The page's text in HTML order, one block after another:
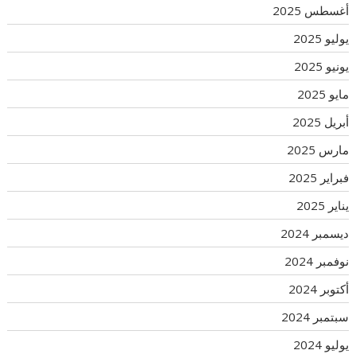
أغسطس 2025
يوليو 2025
يونيو 2025
مايو 2025
أبريل 2025
مارس 2025
فبراير 2025
يناير 2025
ديسمبر 2024
نوفمبر 2024
أكتوبر 2024
سبتمبر 2024
يوليو 2024